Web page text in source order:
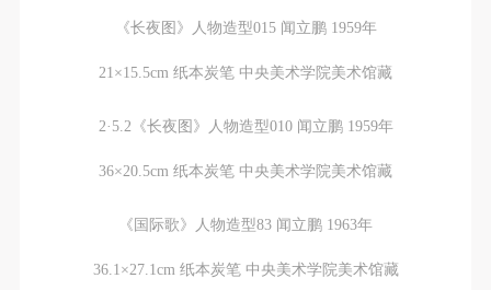
《长夜图》人物造型015 闻立鹏 1959年
21×15.5cm 纸本炭笔 中央美术学院美术馆藏
2·5.2《长夜图》人物造型010 闻立鹏 1959年
36×20.5cm 纸本炭笔 中央美术学院美术馆藏
《国际歌》人物造型83 闻立鹏 1963年
36.1×27.1cm 纸本炭笔 中央美术学院美术馆藏
验证码
登录
可使用雅昌艺术网会员账户登录